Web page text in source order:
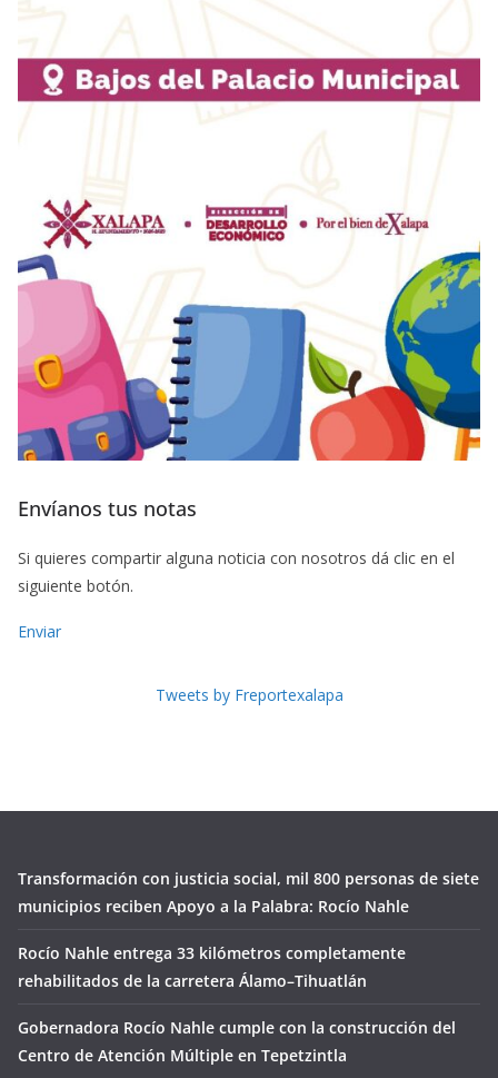
Envíanos tus notas
Si quieres compartir alguna noticia con nosotros dá clic en el
siguiente botón.
Enviar
Tweets by Freportexalapa
Transformación con justicia social, mil 800 personas de siete
municipios reciben Apoyo a la Palabra: Rocío Nahle
Rocío Nahle entrega 33 kilómetros completamente
rehabilitados de la carretera Álamo–Tihuatlán
Gobernadora Rocío Nahle cumple con la construcción del
Centro de Atención Múltiple en Tepetzintla